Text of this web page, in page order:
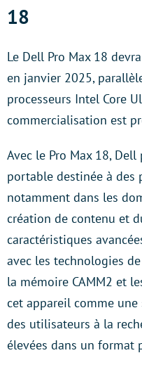
18
Le Dell Pro Max 18
en janvier 2025,
processeurs Intel Core
commercialisation est
Avec le Pro Max 18,
portable destinée à des
notamment dans les
création de contenu et
caractéristiques
avec les technologies
la mémoire CAMM2 et
cet appareil comme
des utilisateurs à la
élevées dans un format